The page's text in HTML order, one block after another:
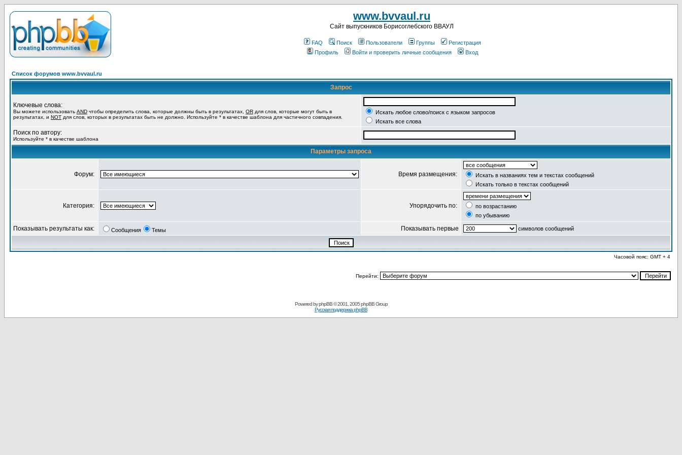
www.bvvaul.ru
Cайт выпускников Борисоглебского ВВАУЛ
FAQ Поиск Пользователи Группы
Регистрация
Профиль
Войти и проверить личные сообщения Вход
Список форумов www.bvvaul.ru
Запрос
Ключевые слова:
Вы можете использовать AND чтобы определить слова, которые должны быть в результатах, OR для слов, которые могут быть в
результатах, и NOT для слов, которых в результатах быть не должно. Используйте * в качестве шаблона для частичного совпадения.
Искать любое слово/поиск с языком запросов
Искать все слова
Поиск по автору:
Используйте * в качестве шаблона
Параметры запроса
Форум: Время размещения:
Искать в названиях тем и текстах сообщений
Искать только в текстах сообщений
Категория: Упорядочить по:
по возрастанию
по убыванию
Показывать результаты как: Сообщения Темы Показывать первые символов сообщений
Часовой пояс: GMT + 4
Перейти:
Powered byphpBB© 2001, 2005 phpBB Group
Русская поддержка phpBB